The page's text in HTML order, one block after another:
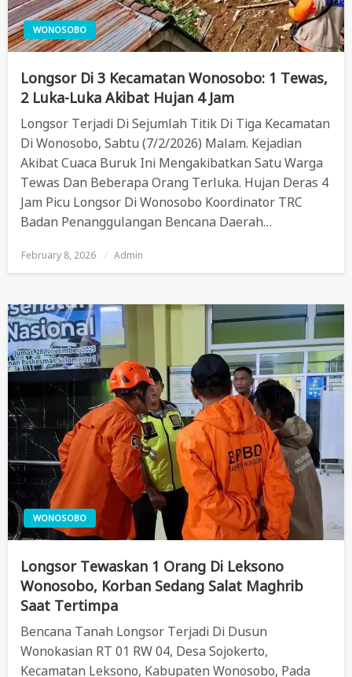
WONOSOBO
Longsor Di 3 Kecamatan Wonosobo: 1 Tewas,
2 Luka-Luka Akibat Hujan 4 Jam
Longsor Terjadi Di Sejumlah Titik Di Tiga Kecamatan
Di Wonosobo, Sabtu (7/2/2026) Malam. Kejadian
Akibat Cuaca Buruk Ini Mengakibatkan Satu Warga
Tewas Dan Beberapa Orang Terluka. Hujan Deras 4
Jam Picu Longsor Di Wonosobo Koordinator TRC
Badan Penanggulangan Bencana Daerah…
Posted
February 8, 2026 Admin
WONOSOBO
Longsor Tewaskan 1 Orang Di Leksono
Wonosobo, Korban Sedang Salat Maghrib
Saat Tertimpa
Bencana Tanah Longsor Terjadi Di Dusun
Wonokasian RT 01 RW 04, Desa Sojokerto,
Kecamatan Leksono, Kabupaten Wonosobo, Pada